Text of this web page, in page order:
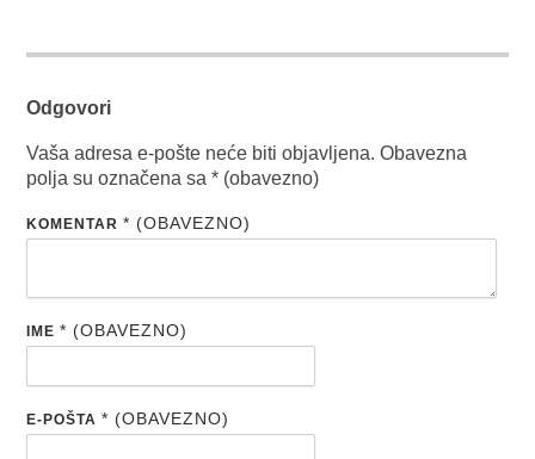
Odgovori
Vaša adresa e-pošte neće biti objavljena. Obavezna
polja su označena sa* (obavezno)
KOMENTAR* (OBAVEZNO)
IME* (OBAVEZNO)
E-POŠTA* (OBAVEZNO)